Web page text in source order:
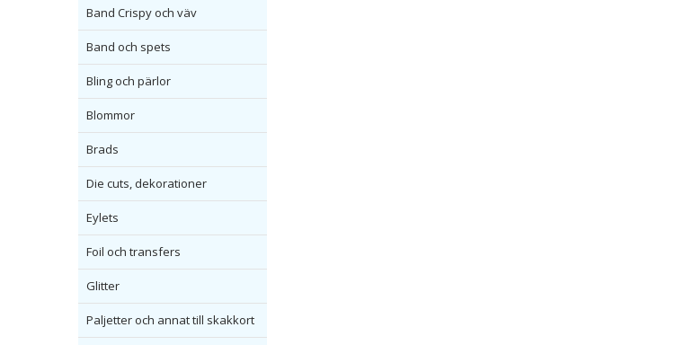
Band Crispy och väv
Band och spets
Bling och pärlor
Blommor
Brads
Die cuts, dekorationer
Eylets
Foil och transfers
Glitter
Paljetter och annat till skakkort